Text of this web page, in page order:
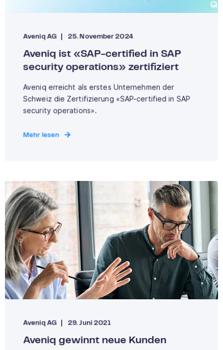
Aveniq AG 25. November 2024
Aveniq ist «SAP-certified in SAP
security operations» zertifiziert
Aveniq erreicht als erstes Unternehmen der
Schweiz die Zertifizierung «SAP-certified in SAP
security operations».
Mehr lesen
Aveniq AG 29. Juni 2021
Aveniq gewinnt neue Kunden